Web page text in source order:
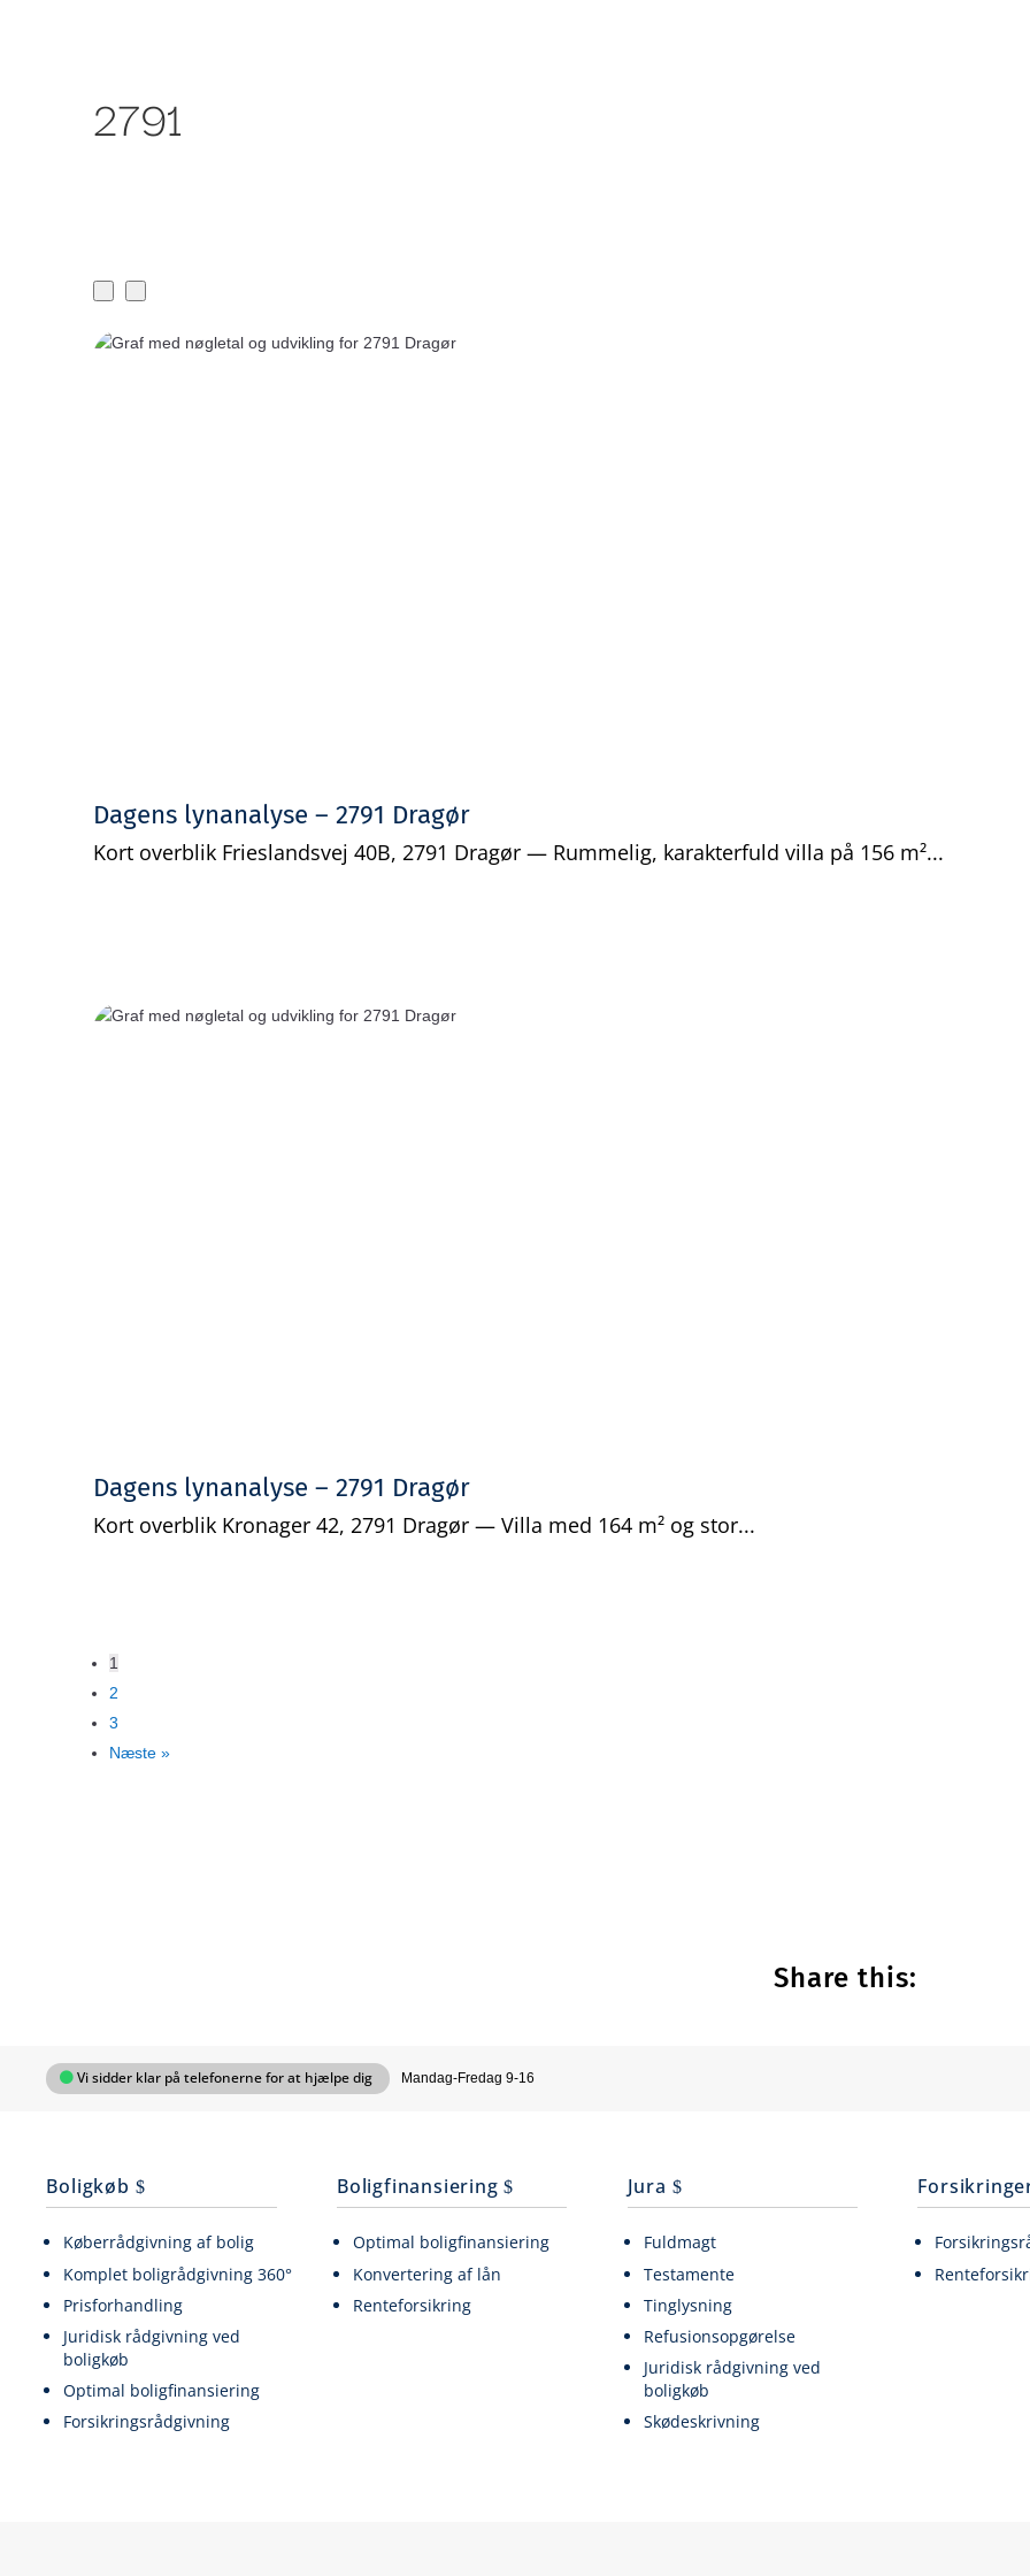
2791
Dagens lynanalyse – 2791 Dragør
Kort overblik Frieslandsvej 40B, 2791 Dragør — Rummelig, karakterfuld villa på 156 m²...
Dagens lynanalyse – 2791 Dragør
Kort overblik Kronager 42, 2791 Dragør — Villa med 164 m² og stor...
1
2
3
Næste »
Share this:
Vi sidder klar på telefonerne for at hjælpe dig Mandag-Fredag 9-16
Boligkøb
Køberrådgivning af bolig
Komplet boligrådgivning 360°
Prisforhandling
Juridisk rådgivning ved
boligkøb
Optimal boligfinansiering
Forsikringsrådgivning
Boligfinansiering
Optimal boligfinansiering
Konvertering af lån
Renteforsikring
Jura
Fuldmagt
Testamente
Tinglysning
Refusionsopgørelse
Juridisk rådgivning ved
boligkøb
Skødeskrivning